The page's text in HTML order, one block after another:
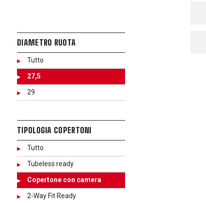
DIAMETRO RUOTA
Tutto
27,5
29
TIPOLOGIA COPERTONI
Tutto
Tubeless ready
Copertone con camera
2-Way Fit Ready